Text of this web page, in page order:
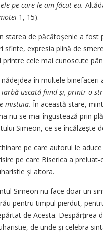
pe care le-am făcut eu.
1, 15).
starea de păcătoșenie a fost
expresia plină de
printre cele mai cunoscute
în multele
iarbă uscată fiind și, printr-o
mistuia. În această stare,
nu se mai îngustează prin
Simeon, ce se încălzește
pe care autorul le
pe care Biserica a
și altora.
Simeon nu face doar un
pentru timpul pierdut,
de Acesta. Despărțirea
de unde și celebra